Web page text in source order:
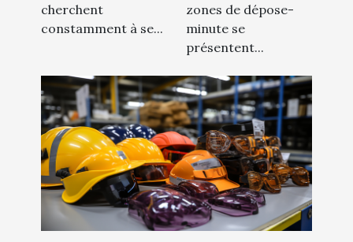
cherchent
constamment à se...
zones de dépose-
minute se
présentent...